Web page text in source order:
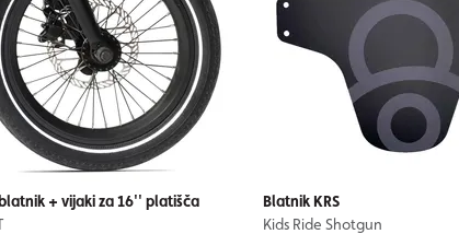
+ vijaki za 16'' platišča
Blatnik KRS
Kids Ride Shotgun